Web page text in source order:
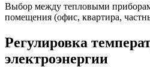
Выбор между тепловыми
помещения (офис, квартира,
Регулировка
электроэнергии